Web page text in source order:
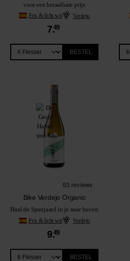
voor een betaalbare prijs
Fris & licht wit Verdejo
7.49
BESTEL
Bike Verdejo Organic
Haal de Spanjaard in je naar boven
Fris & licht wit Verdejo
9.49
BESTEL